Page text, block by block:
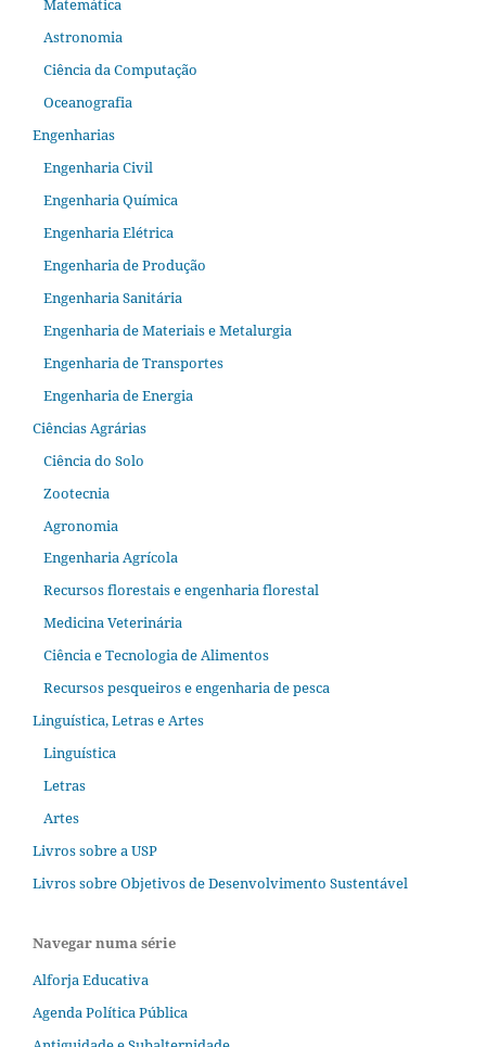
Matemática
Astronomia
Ciência da Computação
Oceanografia
Engenharias
Engenharia Civil
Engenharia Química
Engenharia Elétrica
Engenharia de Produção
Engenharia Sanitária
Engenharia de Materiais e Metalurgia
Engenharia de Transportes
Engenharia de Energia
Ciências Agrárias
Ciência do Solo
Zootecnia
Agronomia
Engenharia Agrícola
Recursos florestais e engenharia florestal
Medicina Veterinária
Ciência e Tecnologia de Alimentos
Recursos pesqueiros e engenharia de pesca
Linguística, Letras e Artes
Linguística
Letras
Artes
Livros sobre a USP
Livros sobre Objetivos de Desenvolvimento Sustentável
Navegar numa série
Alforja Educativa
Agenda Política Pública